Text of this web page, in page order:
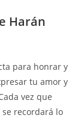
Harán
para honrar y
tu amor y
vez que
recordará lo